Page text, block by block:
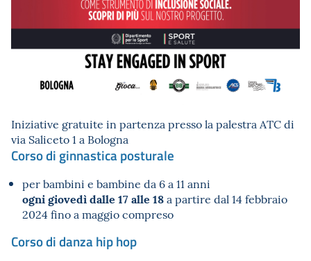
Iniziative gratuite in partenza presso la palestra ATC di
via Saliceto 1 a Bologna
Corso di ginnastica posturale
per bambini e bambine da 6 a 11 anni
ogni giovedì dalle 17 alle 18a partire dal 14 febbraio
2024 fino a maggio compreso
Corso di danza hip hop